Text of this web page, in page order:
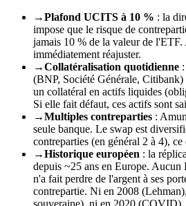
→Plafond UCITS à 10 % : la
impose que le risque de
jamais 10 % de la valeur de
immédiatement réajuster.
→Collatéralisation quotidienne
(BNP, Société Générale,
un collatéral en actifs liquides
Si elle fait défaut, ces actifs sont
→Multiples contreparties :
seule banque. Le swap est
contreparties (en général 2 à 4),
→Historique européen : la
depuis ~25 ans en Europe.
n'a fait perdre de l'argent à ses
contrepartie. Ni en 2008
souveraine), ni en 2020 (COVID).